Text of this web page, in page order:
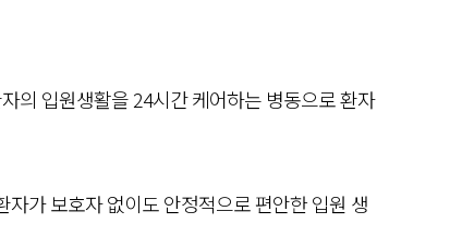
의 입원생활을 24시간 케어하는 병동으로 환자
가 보호자 없이도 안정적으로 편안한 입원 생